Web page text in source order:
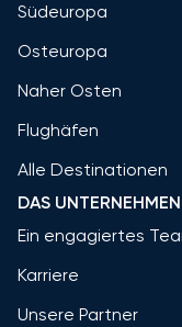
Südeuropa
Osteuropa
Naher Osten
Flughäfen
Alle Destinationen
DAS UNTERNEHMEN
Ein engagiertes
Karriere
Unsere Partner